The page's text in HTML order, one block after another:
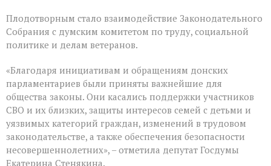
Плодотворным стало взаимодействие Законодательного
Собрания с думским комитетом по труду, социальной
политике и делам ветеранов.
«Благодаря инициативам и обращениям донских
парламентариев были приняты важнейшие для
общества законы. Они касались поддержки участников
СВО и их близких, защиты интересов семей с детьми и
уязвимых категорий граждан, изменений в трудовом
законодательстве, а также обеспечения безопасности
несовершеннолетних», – отметила депутат Госдумы
Екатерина Стенякина.